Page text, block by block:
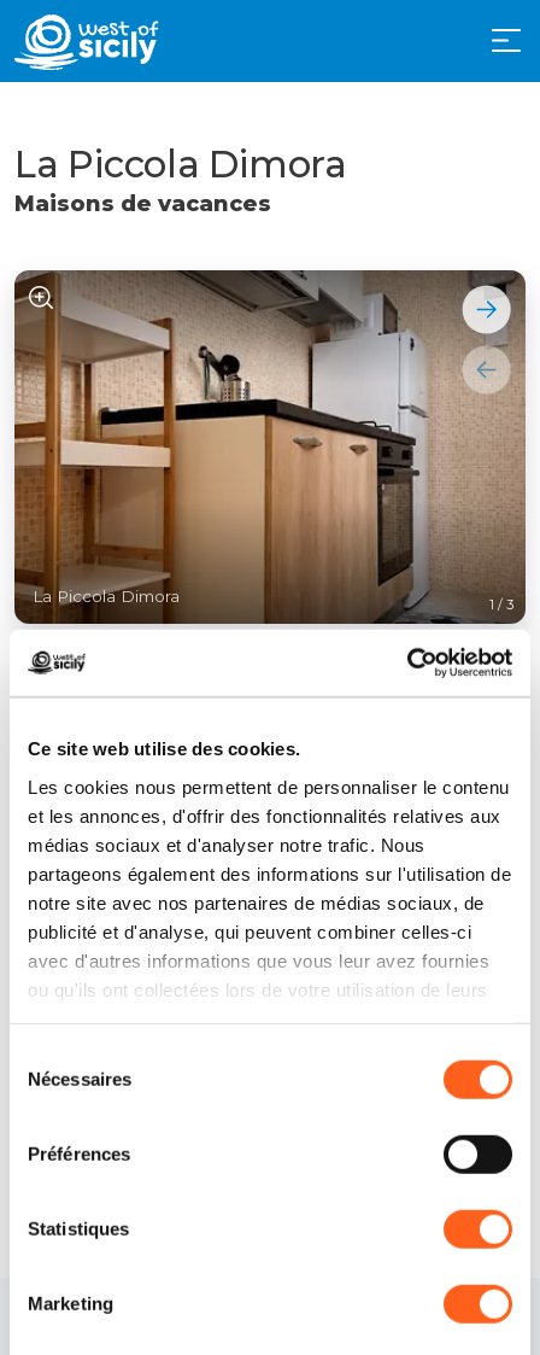
Ce site web utilise des cookies.
Les cookies nous permettent de personnaliser le contenu
et les annonces, d'offrir des fonctionnalités relatives aux
médias sociaux et d'analyser notre trafic. Nous
partageons également des informations sur l'utilisation de
notre site avec nos partenaires de médias sociaux, de
publicité et d'analyse, qui peuvent combiner celles-ci
avec d'autres informations que vous leur avez fournies
ou qu'ils ont collectées lors de votre utilisation de leurs
Nécessaires
Préférences
Statistiques
Marketing
Contacts:
La Piccola Dimora
Via della luce,8
Téléphone3498617710
E-mailpaola.loiaconox@gmail.com
LBL_CIN_CDEIT081021C2SSRBM3WG
Comment y arriver
Demander des informations
La Piccola Dimora
Maisons de vacances
La Piccola Dimora 1 / 3